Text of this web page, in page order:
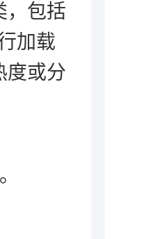
，包括
加载
度或分